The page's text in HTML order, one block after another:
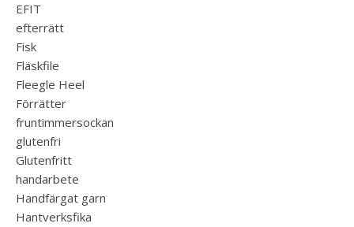
EFIT
efterrätt
Fisk
Fläskfile
Fleegle Heel
Förrätter
fruntimmersockan
glutenfri
Glutenfritt
handarbete
Handfärgat garn
Hantverksfika